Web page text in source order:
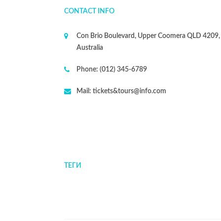
CONTACT INFO
Con Brio Boulevard, Upper Coomera QLD 4209,
Australia
Phone: (012) 345-6789
Mail: tickets&tours@info.com
ТЕГИ